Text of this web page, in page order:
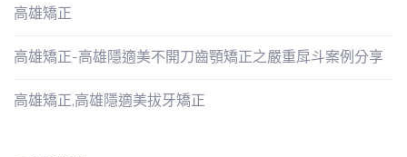
高雄矯正
高雄矯正-高雄隱適美不開刀齒顎矯正之嚴重戽斗案例分享
高雄矯正,高雄隱適美拔牙矯正